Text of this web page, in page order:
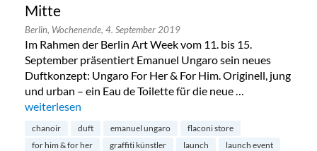
Mitte
Berlin, Wochenende, 4. September 2019
Im Rahmen der Berlin Art Week vom 11. bis 15.
September präsentiert Emanuel Ungaro sein neues
Duftkonzept: Ungaro For Her & For Him. Originell, jung
und urban – ein Eau de Toilette für die neue …
„Duftlancierung von Emanuel Ungaro in Mitte“
weiterlesen
chanoir duft emanuel ungaro
flaconi store
for him & for her
graffiti künstler launch
launch event